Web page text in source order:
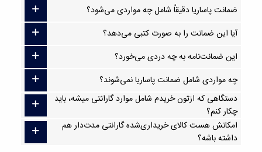
ضمانت پاساریا دقیقاً شامل چه مواردی می‌شود؟
آیا این ضمانت را به صورت کتبی می‌دهد؟
این ضمانت‌نامه به چه دردی می‌خورد؟
چه مواردی شامل ضمانت پاساریا نمی‌شوند؟
دستگاهی که ازتون خریدم شامل موارد گارانتی میشه، باید
چکار کنم؟
امکانش هست کالای خریداری‌شده گارانتی مدت‌دار هم
داشته باشه؟